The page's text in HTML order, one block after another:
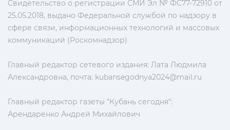
Свидетельство о регистрации СМИ Эл № ФС77-72910 от
25.05.2018, выдано Федеральной службой по надзору в
сфере связи, информационных технологий и массовых
коммуникаций (Роскомнадзор)
Главный редактор сетевого издания: Лата Людмила
Александровна, почта: kubansegodnya2024@mail.ru
Главный редактор газеты "Кубань сегодня":
Арендаренко Андрей Михайлович